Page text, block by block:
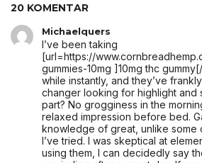
20 KOMENTAR
Michaelquers
I’ve been taking
[url=https://
gummies-10mg ]10mg thc
while instantly, and they’ve
changer looking for highlight and
part? No grogginess in the
relaxed impression before bed.
knowledge of great, unlike some
I’ve tried. I was skeptical at
using them, I can decidedly say